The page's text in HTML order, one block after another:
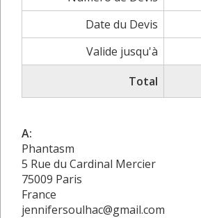
Date du Devis
Valide jusqu'à
Total
A:
Phantasm
5 Rue du Cardinal Mercier
75009 Paris
France
jennifersoulhac@gmail.com